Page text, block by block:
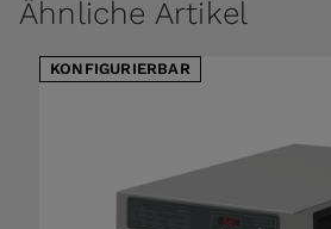
Ähnliche Artikel
KONFIGURIERBAR